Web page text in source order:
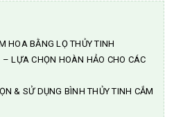
HOA BẰNG LỌ THỦY TINH
LỰA CHỌN HOÀN HẢO CHO CÁC
& SỬ DỤNG BÌNH THỦY TINH CẮM